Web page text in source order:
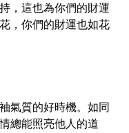
，這也為你們的財運
，你們的財運也如花
氣質的好時機。如同
總能照亮他人的道